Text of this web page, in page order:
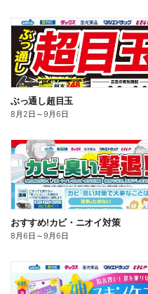
ぶっ通し超目玉
8月2日 ～9月6日
おすすめ!カビ・ニオイ対策
8月6日 ～9月6日